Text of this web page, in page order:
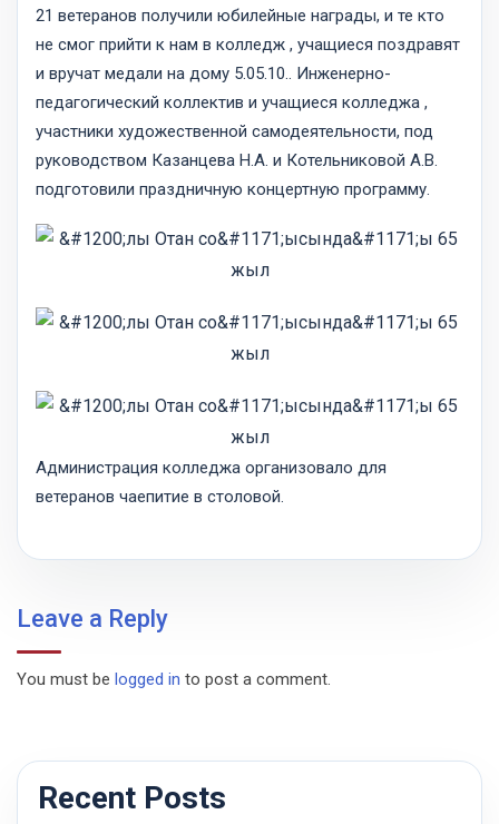
21 ветеранов получили юбилейные награды, и те кто
не смог прийти к нам в колледж , учащиеся поздравят
и вручат медали на дому 5.05.10.. Инженерно-
педагогический коллектив и учащиеся колледжа ,
участники художественной самодеятельности, под
руководством Казанцева Н.А. и Котельниковой А.В.
подготовили праздничную концертную программу.
Администрация колледжа организовало для
ветеранов чаепитие в столовой.
Leave a Reply
You must be logged in to post a comment.
Recent Posts